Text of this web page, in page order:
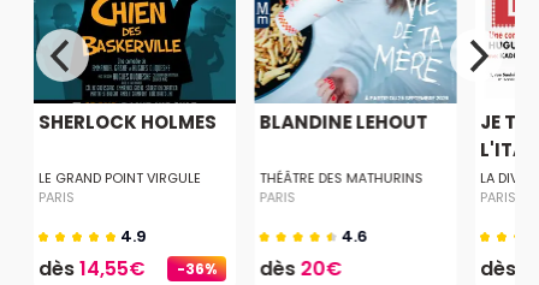
-36%
SHERLOCK HOLMES
LE GRAND POINT VIRGULE
PARIS
4.9
dès14,55€
BLANDINE LEHOUT
THÉÂTRE DES MATHURINS
PARIS
4.6
dès20€
JE
LA
PARIS
dès